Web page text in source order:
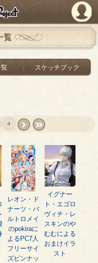
PandoraPartyProject
覧
スケッチブック
4
レオン・ド
ナーツ・バ
ルトロメイ
のpokiraに
よるPC7人
フリーサイ
ズピンナッ
イグナー
ト・エゴロ
ヴィチ・レ
スキンのや
むむによる
おまけイラ
スト